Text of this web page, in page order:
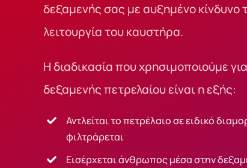
δεξαμενής σας με αυξημένο κίνδυνο
λειτουργία τουκαυστήρα.
Η διαδικασία που χρησιμοποιούμε
δεξαμενής πετρελαίου είναι η εξής:
Αντλείται το πετρέλαιο σε ειδικό
φιλτράρεται
Εισέρχεται άνθρωπος μέσα στην